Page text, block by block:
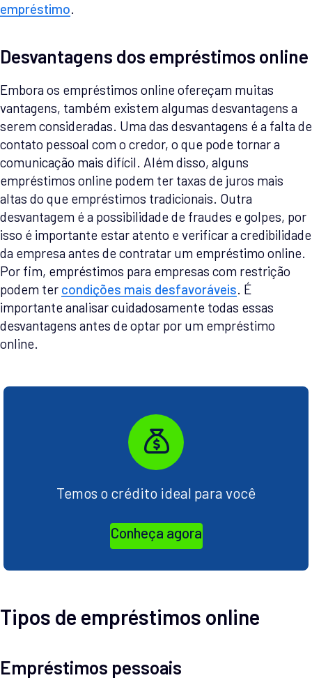
empréstimo.
Desvantagens dos empréstimos online
Embora os empréstimos online ofereçam muitas
vantagens, também existem algumas desvantagens a
serem consideradas. Uma das desvantagens é a falta de
contato pessoal com o credor, o que pode tornar a
comunicação mais difícil. Além disso, alguns
empréstimos online podem ter taxas de juros mais
altas do que empréstimos tradicionais. Outra
desvantagem é a possibilidade de fraudes e golpes, por
isso é importante estar atento e verificar a credibilidade
da empresa antes de contratar um empréstimo online.
Por fim, empréstimos para empresas com restrição
podem ter condições mais desfavoráveis. É
importante analisar cuidadosamente todas essas
desvantagens antes de optar por um empréstimo
online.
Temos o crédito ideal para você
Conheça agora
Tipos de empréstimos online
Empréstimos pessoais